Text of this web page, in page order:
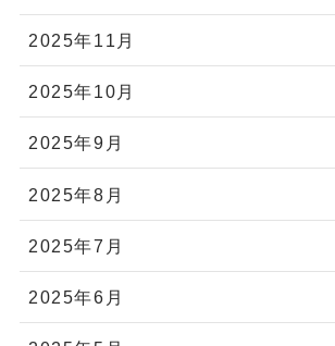
2025年11月
2025年10月
2025年9月
2025年8月
2025年7月
2025年6月